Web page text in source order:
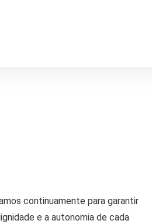
continuamente para garantir
e a autonomia de cada